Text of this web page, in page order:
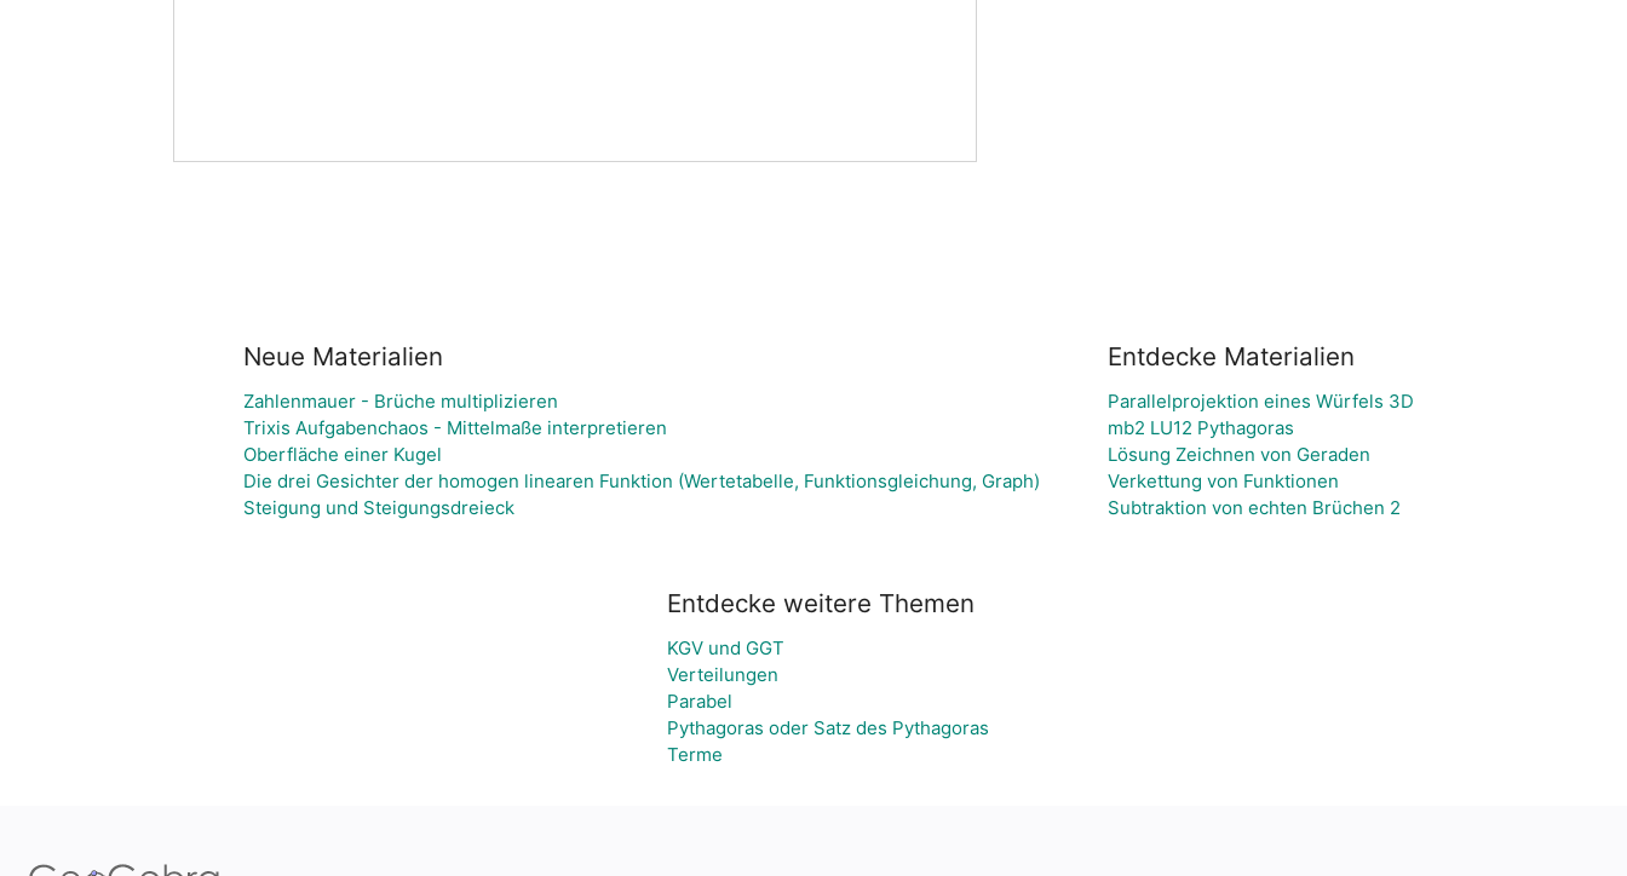
Neue Materialien
Zahlenmauer - Brüche multiplizieren
Trixis Aufgabenchaos - Mittelmaße interpretieren
Oberfläche einer Kugel
Die drei Gesichter der homogen linearen Funktion (Wertetabelle, Funktionsgleichung, Graph)
Steigung und Steigungsdreieck
Entdecke Materialien
Parallelprojektion eines Würfels 3D
mb2 LU12 Pythagoras
Lösung Zeichnen von Geraden
Verkettung von Funktionen
Subtraktion von echten Brüchen 2
Entdecke weitere Themen
KGV und GGT
Verteilungen
Parabel
Pythagoras oder Satz des Pythagoras
Terme